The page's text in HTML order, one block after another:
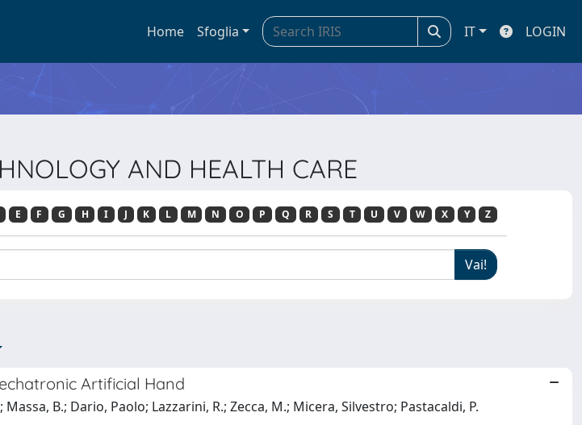
Home Sfoglia IT LOGIN
AND HEALTH CARE
E F G H I J K L M N O P Q R S T U V W X Y Z
Artificial Hand
B.; Dario, Paolo; Lazzarini, R.; Zecca, M.; Micera, Silvestro; Pastacaldi, P.